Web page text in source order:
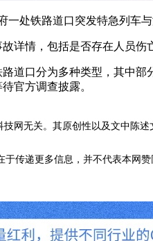
处铁路道口突发特急列车
情，包括是否存在人员伤
口分为多种类型，其中部
官方调查披露。
网无关。其原创性以及文中陈
传递更多信息，并不代表本网